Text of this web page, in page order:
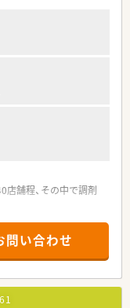
制度は小学5年生まで
スが整っています
など嬉しいメリットも
店舗程、その中で調剤
じての社会貢献を掲げ
薬局としての機能を最
設置しています。
問い合わせ